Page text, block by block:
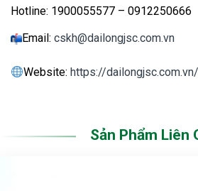
Hotline: 1900055577 – 0912250666
Email: cskh@dailongjsc.com.vn
Website: https://dailongjsc.com.vn/
Sản Phẩm Liên